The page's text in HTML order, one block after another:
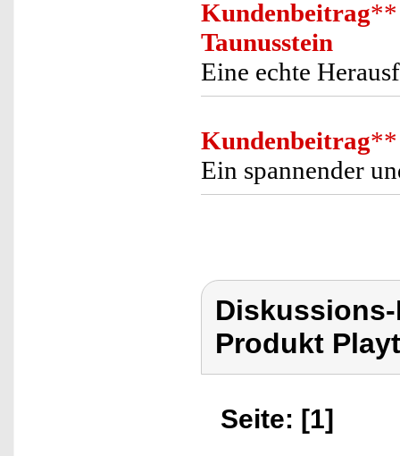
Kundenbeitrag**
Taunusstein
Eine echte
Kundenbeitrag**
Ein spannender
Produkt
Seite: [1]